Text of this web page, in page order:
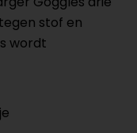
stof en
wordt